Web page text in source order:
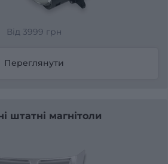
Від 3999 грн
Переглянути
штатні магнітоли